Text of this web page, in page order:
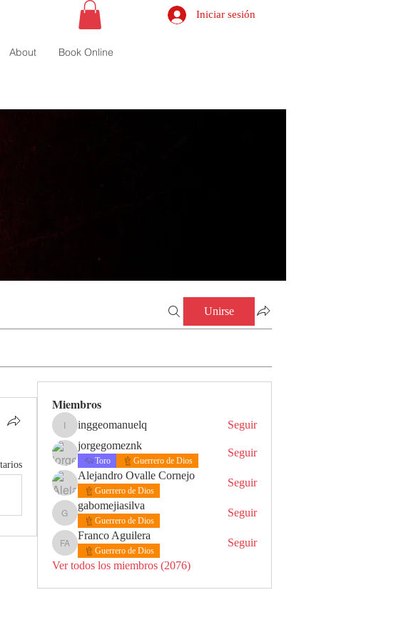
Iniciar sesión
About Book Online
Unirse
Miembros
inggeomanuelq
inggeomanuelq
Seguir
jorgegomeznk
Toro Guerrero de Dios
Seguir
Alejandro Ovalle Cornejo
Guerrero de Dios
Seguir
gabomejiasilva
gabomejiasilva
Guerrero de Dios
Seguir
Franco Aguilera
Franco Aguilera
Guerrero de Dios
Seguir
Ver todos los miembros (2076)